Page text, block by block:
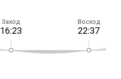
Восход
22:37
Заход
16:23